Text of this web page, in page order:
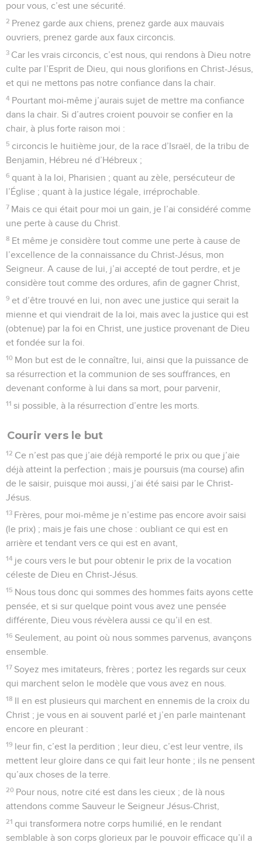
pour vous, c’est une sécurité.
2 Prenez garde aux chiens, prenez garde aux mauvais
ouvriers, prenez garde aux faux circoncis.
3 Car les vrais circoncis, c’est nous, qui rendons à Dieu notre
culte par l’Esprit de Dieu, qui nous glorifions en Christ-Jésus,
et qui ne mettons pas notre confiance dans la chair.
4 Pourtant moi-même j’aurais sujet de mettre ma confiance
dans la chair. Si d’autres croient pouvoir se confier en la
chair, à plus forte raison moi :
5 circoncis le huitième jour, de la race d’Israël, de la tribu de
Benjamin, Hébreu né d’Hébreux ;
6 quant à la loi, Pharisien ; quant au zèle, persécuteur de
l’Église ; quant à la justice légale, irréprochable.
7 Mais ce qui était pour moi un gain, je l’ai considéré comme
une perte à cause du Christ.
8 Et même je considère tout comme une perte à cause de
l’excellence de la connaissance du Christ-Jésus, mon
Seigneur. A cause de lui, j’ai accepté de tout perdre, et je
considère tout comme des ordures, afin de gagner Christ,
9 et d’être trouvé en lui, non avec une justice qui serait la
mienne et qui viendrait de la loi, mais avec la justice qui est
(obtenue) par la foi en Christ, une justice provenant de Dieu
et fondée sur la foi.
10 Mon but est de le connaître, lui, ainsi que la puissance de
sa résurrection et la communion de ses souffrances, en
devenant conforme à lui dans sa mort, pour parvenir,
11 si possible, à la résurrection d’entre les morts.
Courir vers le but
12 Ce n’est pas que j’aie déjà remporté le prix ou que j’aie
déjà atteint la perfection ; mais je poursuis (ma course) afin
de le saisir, puisque moi aussi, j’ai été saisi par le Christ-
Jésus.
13 Frères, pour moi-même je n’estime pas encore avoir saisi
(le prix) ; mais je fais une chose : oubliant ce qui est en
arrière et tendant vers ce qui est en avant,
14 je cours vers le but pour obtenir le prix de la vocation
céleste de Dieu en Christ-Jésus.
15 Nous tous donc qui sommes des hommes faits ayons cette
pensée, et si sur quelque point vous avez une pensée
différente, Dieu vous révèlera aussi ce qu’il en est.
16 Seulement, au point où nous sommes parvenus, avançons
ensemble.
17 Soyez mes imitateurs, frères ; portez les regards sur ceux
qui marchent selon le modèle que vous avez en nous.
18 Il en est plusieurs qui marchent en ennemis de la croix du
Christ ; je vous en ai souvent parlé et j’en parle maintenant
encore en pleurant :
19 leur fin, c’est la perdition ; leur dieu, c’est leur ventre, ils
mettent leur gloire dans ce qui fait leur honte ; ils ne pensent
qu’aux choses de la terre.
20 Pour nous, notre cité est dans les cieux ; de là nous
attendons comme Sauveur le Seigneur Jésus-Christ,
21 qui transformera notre corps humilié, en le rendant
semblable à son corps glorieux par le pouvoir efficace qu’il a